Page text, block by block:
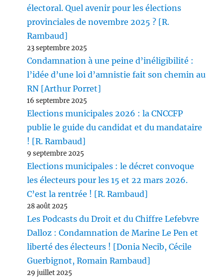
électoral. Quel avenir pour les élections
provinciales de novembre 2025 ? [R.
Rambaud]
23 septembre 2025
Condamnation à une peine d’inéligibilité :
l’idée d’une loi d’amnistie fait son chemin au
RN [Arthur Porret]
16 septembre 2025
Elections municipales 2026 : la CNCCFP
publie le guide du candidat et du mandataire
! [R. Rambaud]
9 septembre 2025
Elections municipales : le décret convoque
les électeurs pour les 15 et 22 mars 2026.
C’est la rentrée ! [R. Rambaud]
28 août 2025
Les Podcasts du Droit et du Chiffre Lefebvre
Dalloz : Condamnation de Marine Le Pen et
liberté des électeurs ! [Donia Necib, Cécile
Guerbignot, Romain Rambaud]
29 juillet 2025